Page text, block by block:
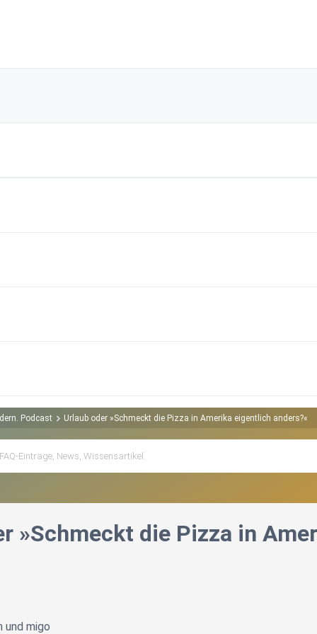
Podcast Urlaub oder »Schmeckt die Pizza in Amerika eigentlich anders?«
»Schmeckt die Pizza in
und migo